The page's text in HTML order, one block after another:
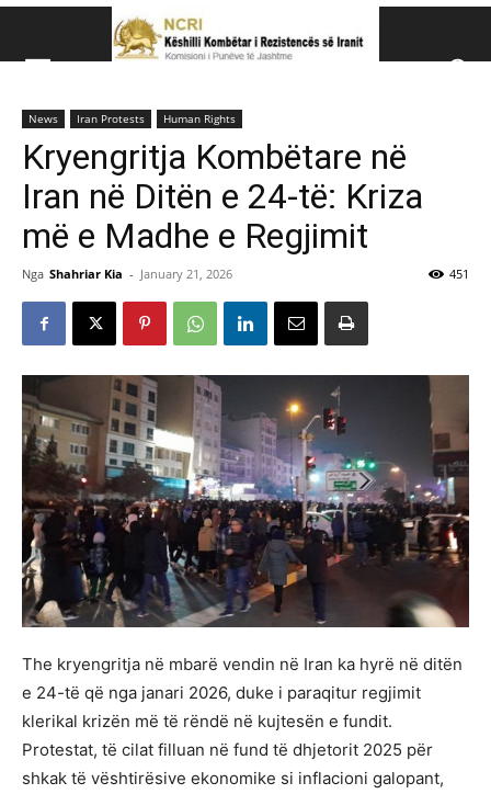
Këshillit Kombëtar të Rezistencës së Iranit (NCRI)
News Iran Protests Human Rights
Kryengritja Kombëtare në
Iran në Ditën e 24-të: Kriza
më e Madhe e Regjimit
Nga Shahriar Kia - January 21, 2026 451
The kryengritja në mbarë vendin në Iran ka hyrë në ditën
e 24-të që nga janari 2026, duke i paraqitur regjimit
klerikal krizën më të rëndë në kujtesën e fundit.
Protestat, të cilat filluan në fund të dhjetorit 2025 për
shkak të vështirësive ekonomike si inflacioni galopant,